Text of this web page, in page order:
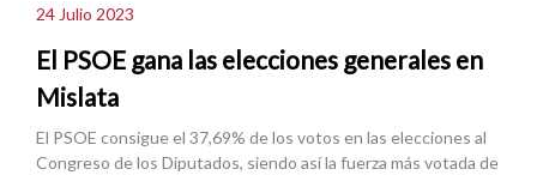
24 Julio 2023
El PSOE gana las elecciones generales en
Mislata
El PSOE consigue el 37,69% de los votos en las elecciones al
Congreso de los Diputados, siendo así la fuerza más votada de